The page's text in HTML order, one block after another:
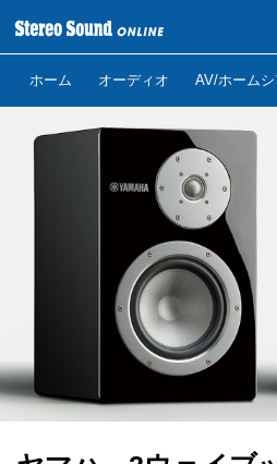
ホーム オーディオ AV/ホーム